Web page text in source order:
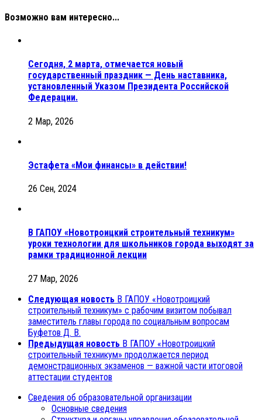
Возможно вам интересно...
Сегодня, 2 марта, отмечается новый
государственный праздник — День наставника,
установленный Указом Президента Российской
Федерации.
2 Мар, 2026
Эстафета «Мои финансы» в действии!
26 Сен, 2024
В ГАПОУ «Новотроицкий строительный техникум»
уроки технологии для школьников города выходят за
рамки традиционной лекции
27 Мар, 2026
Следующая новость В ГАПОУ «Новотроицкий
строительный техникум» с рабочим визитом побывал
заместитель главы города по социальным вопросам
Буфетов Д. В.
Предыдущая новость В ГАПОУ «Новотроицкий
строительный техникум» продолжается период
демонстрационных экзаменов — важной части итоговой
аттестации студентов
Сведения об образовательной организации
Основные сведения